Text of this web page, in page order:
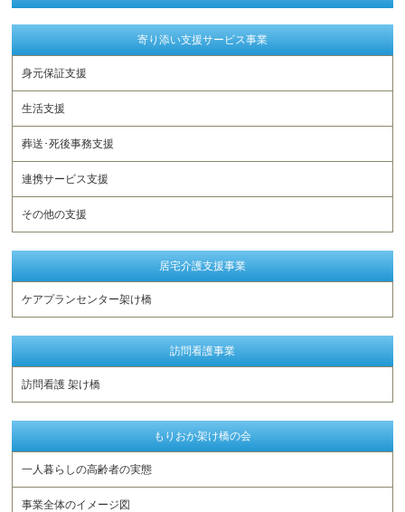
寄り添い支援サービス事業
身元保証支援
生活支援
葬送･死後事務支援
連携サービス支援
その他の支援
居宅介護支援事業
ケアプランセンター架け橋
訪問看護事業
訪問看護 架け橋
もりおか架け橋の会
一人暮らしの高齢者の実態
事業全体のイメージ図